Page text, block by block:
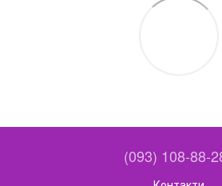
(093) 108-88-